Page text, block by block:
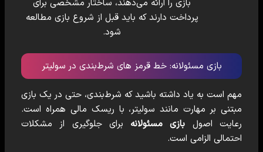
بازی را ارائه می‌دهند، ساختار مشخصی برای
پرداخت دارند که باید قبل از شروع بازی مطالعه
شود.
بازی مسئولانه: خط قرمز های شرط‌بندی در سولیتر
مهم است به یاد داشته باشید که شرط‌بندی، حتی در یک بازی
مبتنی بر مهارت مانند سولیتر، با ریسک مالی همراه است.
رعایت اصول بازی مسئولانه برای جلوگیری از مشکلات
احتمالی الزامی است.